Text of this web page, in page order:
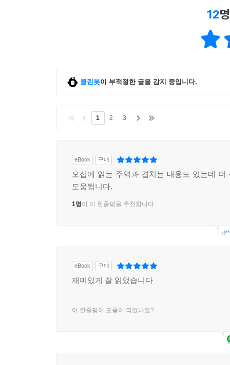
12
클린봇이 부적절한 글을 감지 중입니다.
1 2 3
eBook 구매
오십에 읽는 주역과 겹치는 내용도 있는데 더
도움됩니다.
1명이 이 한줄평을 추천합니다.
eBook 구매
재미있게 잘 읽었습니다
이 한줄평이 도움이 되었나요?